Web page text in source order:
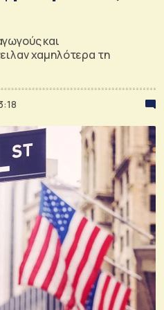
και
χαμηλότερα τη